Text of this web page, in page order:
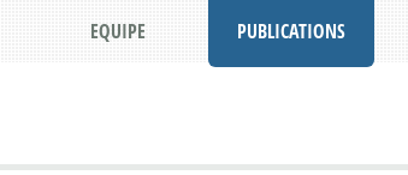
EQUIPE PUBLICATIONS